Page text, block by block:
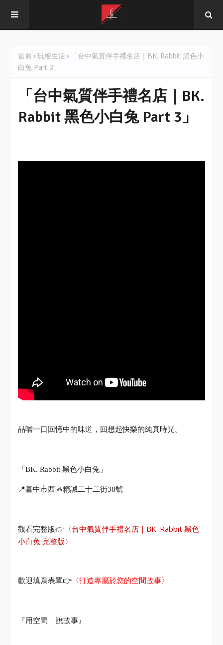
首頁 玩梗生活
「台中氣質伴手禮名店｜BK. Rabbit 黑色小
白兔 Part 3」
「台中氣質伴手禮名店｜BK.
Rabbit 黑色小白兔 Part 3」
品嚐一口回憶中的味道，回想起快樂的純真時光。
「 BK. Rabbit 黑色小白兔」
📍臺中市西區精誠二十二街38號
觀看完整版👉 〈台中氣質伴手禮名店｜BK. Rabbit 黑色
小白兔 完整版〉
歡迎填寫表單👉 〈打造專屬於您的空間故事〉
『用空間 說故事』